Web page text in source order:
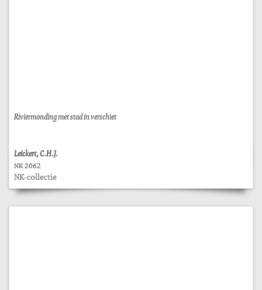
Riviermonding met stad in verschiet
Leickert, C.H.J.
NK 2062
NK-collectie